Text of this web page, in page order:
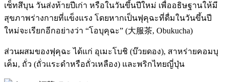
เซ็ทสึบุน วันส่งท้ายปีเก่า หรือในวันขึ้นปีใหม่ เพื่ออธิษฐานให้มี
สุขภาพร่างกายที่แข็งแรง โดยหากเป็นฟุคุฉะที่ดื่มในวันขึ้นปี
ใหม่จะเรียกอีกอย่างว่า “โอบุคุฉะ” (大服茶, Obukucha)
ส่วนผสมของฟุคุฉะ ได้แก่ อุเมะโบชิ (บ๊วยดอง), สาหร่ายคอมบุ
เค็ม, ถั่ว (ถั่วแระดำหรือถั่วเหลือง) และพริกไทยญี่ปุ่น